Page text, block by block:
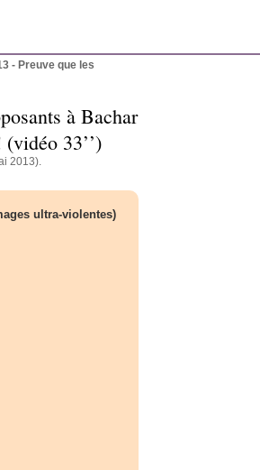
- Preuve que les
à Bachar
33’’)
2013).
ultra-violentes)